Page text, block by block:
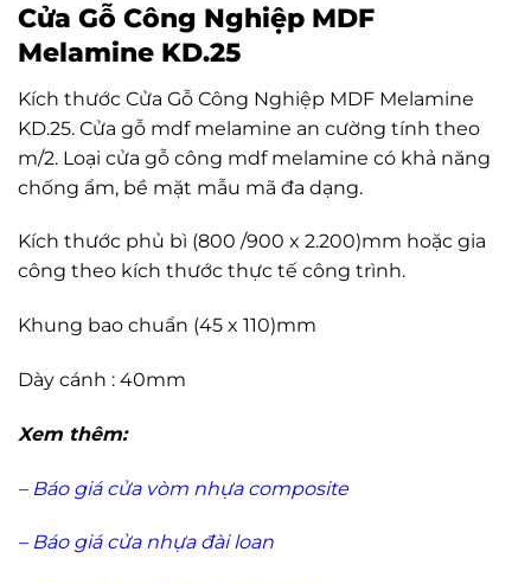
Cửa Gỗ Công Nghiệp MDF
Melamine KD.25
Kích thước Cửa Gỗ Công Nghiệp MDF Melamine
KD.25. Cửa gỗ mdf melamine an cường tính theo
m/2. Loại cửa gỗ công mdf melamine có khả năng
chống ẩm, bề mặt mẫu mã đa dạng.
Kích thước phủ bì (800 /900 x 2.200)mm hoặc gia
công theo kích thước thực tế công trình.
Khung bao chuẩn (45 x 110)mm
Dày cánh : 40mm
Xem thêm:
– Báo giá cửa vòm nhựa composite
– Báo giá cửa nhựa đài loan